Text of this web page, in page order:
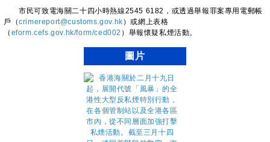
市民可致電海關二十四小時熱線2545 6182，或透過舉報罪案專用電郵帳
戶（crimereport@customs.gov.hk ）或網上表格
（ eform.cefs.gov.hk/form/ced002 ）舉報懷疑私煙活動。
圖片